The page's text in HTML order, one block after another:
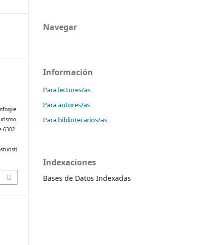
6302.
Navegar
Información
Para lectores/as
Para autores/as
Para bibliotecarios/as
Indexaciones
Bases de Datos Indexadas